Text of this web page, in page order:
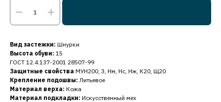
Вид застежки: Шнурки
Высота обуви: 15
ГОСТ 12.4.137-2001 28507-99
Защитные свойства МУН200, З, Нм, Нс, Нж, К20, Щ20
Крепление подошвы: Литьевое
Материал верха: Кожа
Материал подкладки: Искусственный мех